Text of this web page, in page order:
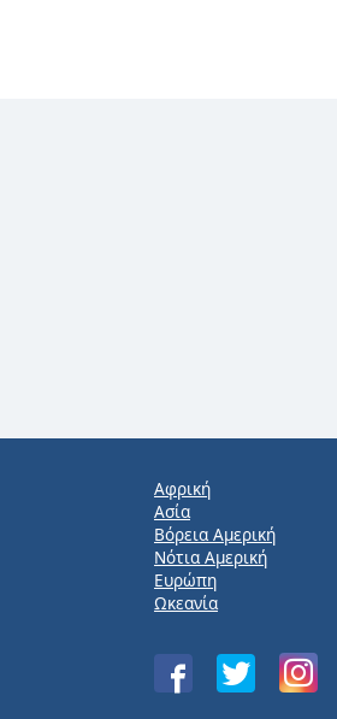
Αφρική
Ασία
Βόρεια Αμερική
Νότια Αμερική
Ευρώπη
Ωκεανία